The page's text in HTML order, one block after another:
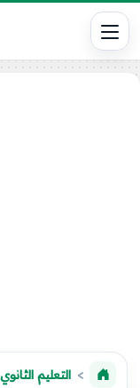
التعليم الثانوي